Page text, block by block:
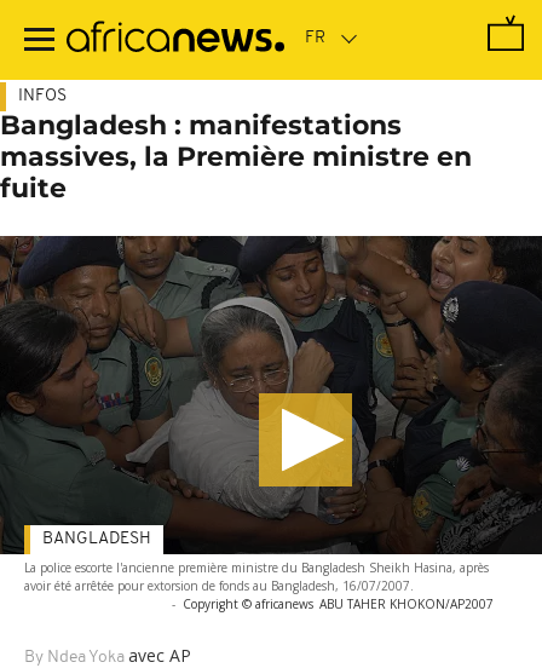
contenu
INFOS
Bangladesh : manifestations
massives, la Première ministre en
fuite
La police escorte l'ancienne première ministre du Bangladesh Sheikh Hasina, après
avoir été arrêtée pour extorsion de fonds au Bangladesh, 16/07/2007.
- Copyright © africanews ABU TAHER KHOKON/AP2007
By Ndea Yoka avec AP
BANGLADESH